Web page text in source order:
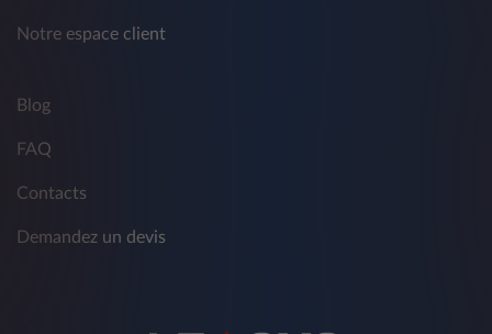
Notre espace client
Blog
FAQ
Contacts
Demandez un devis